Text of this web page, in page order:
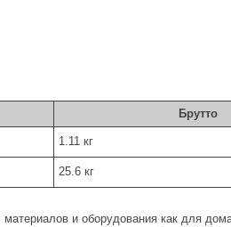
Брутто
1.11 кг
25.6 кг
и оборудования как для